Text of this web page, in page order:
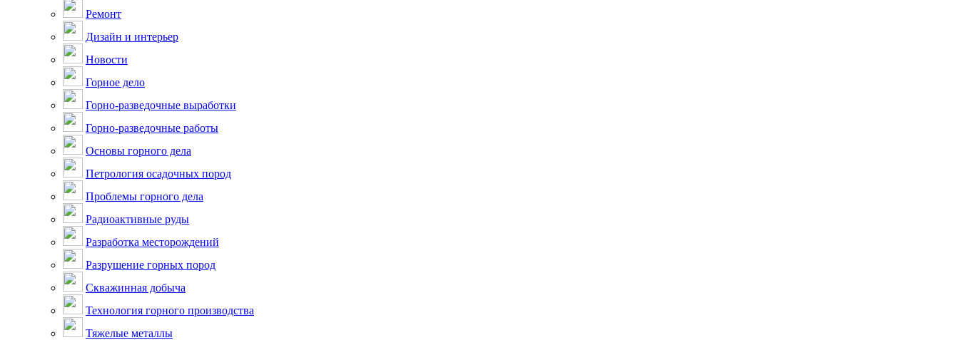
Ремонт
Дизайн и интерьер
Новости
Горное дело
Горно-разведочные выработки
Горно-разведочные работы
Основы горного дела
Петрология осадочных пород
Проблемы горного дела
Радиоактивные руды
Разработка месторождений
Разрушение горных пород
Скважинная добыча
Технология горного производства
Тяжелые металлы